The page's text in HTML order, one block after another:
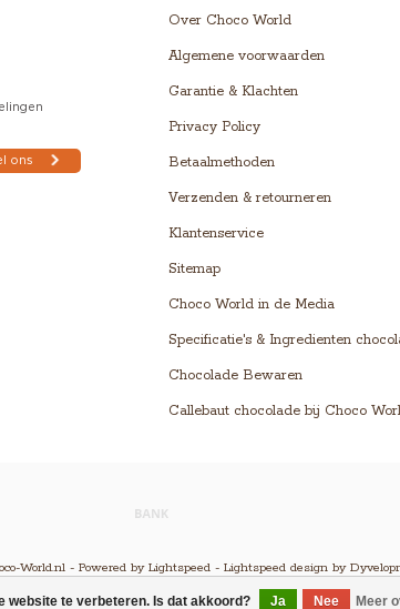
website te verbeteren. Is dat akkoord? Ja Nee Meer
Over Choco World
Algemene voorwaarden
Garantie & Klachten
Privacy Policy
Betaalmethoden
Verzenden & retourneren
Klantenservice
Sitemap
Choco World in de Media
Specificatie's & Ingredienten
Chocolade Bewaren
Callebaut chocolade bij Choco
World.nl - Powered by Lightspeed - Lightspeed design by